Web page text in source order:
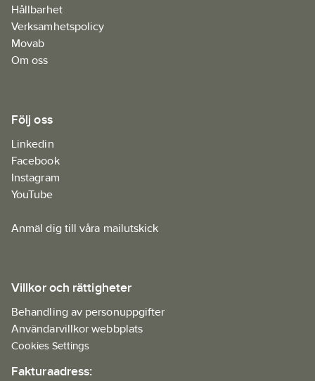
Hållbarhet
Verksamhetspolicy
Movab
Om oss
Följ oss
Linkedin
Facebook
Instagram
YouTube
Anmäl dig till våra mailutskick
Villkor och rättigheter
Behandling av personuppgifter
Användarvillkor webbplats
Cookies Settings
Fakturaadress: